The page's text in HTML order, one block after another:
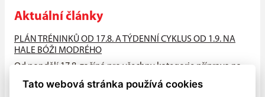
Aktuální články
PLÁN TRÉNINKŮ OD 17.8. A TÝDENNÍ CYKLUS OD 1.9. NA
HALE BÓŽI MODRÉHO
Od pondělí 17.8. začíná pro všechny kategorie příprava na
hale Bóži...
Tato webová stránka používá cookies